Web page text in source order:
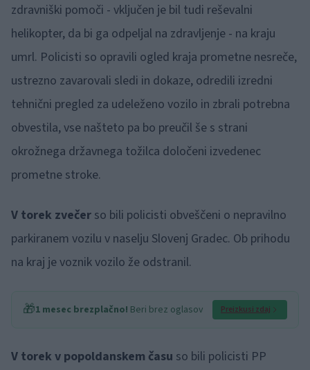
zdravniški pomoči - vključen je bil tudi reševalni
helikopter, da bi ga odpeljal na zdravljenje - na kraju
umrl. Policisti so opravili ogled kraja prometne nesreče,
ustrezno zavarovali sledi in dokaze, odredili izredni
tehnični pregled za udeleženo vozilo in zbrali potrebna
obvestila, vse našteto pa bo preučil še s strani
okrožnega državnega tožilca določeni izvedenec
prometne stroke.
V torek zvečer so bili policisti obveščeni o nepravilno
parkiranem vozilu v naselju Slovenj Gradec. Ob prihodu
na kraj je voznik vozilo že odstranil.
🎁1 mesec brezplačno! Beri brez oglasov Preizkusi zdaj
V torek v popoldanskem času so bili policisti PP